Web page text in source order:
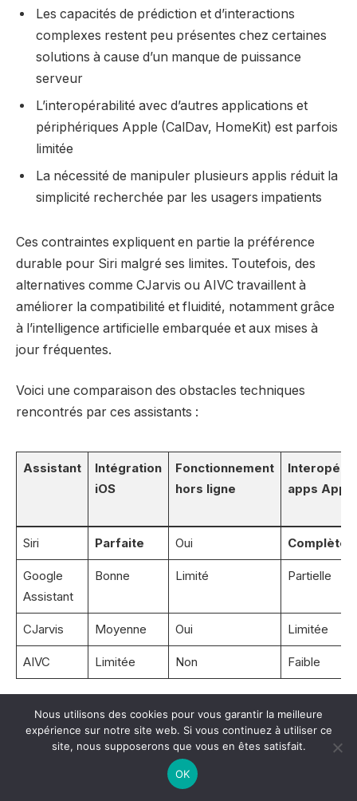
Les capacités de prédiction et d’interactions
complexes restent peu présentes chez certaines
solutions à cause d’un manque de puissance
serveur
L’interopérabilité avec d’autres applications et
périphériques Apple (CalDav, HomeKit) est parfois
limitée
La nécessité de manipuler plusieurs applis réduit la
simplicité recherchée par les usagers impatients
Ces contraintes expliquent en partie la préférence
durable pour Siri malgré ses limites. Toutefois, des
alternatives comme CJarvis ou AIVC travaillent à
améliorer la compatibilité et fluidité, notamment grâce
à l’intelligence artificielle embarquée et aux mises à
jour fréquentes.
Voici une comparaison des obstacles techniques
rencontrés par ces assistants :
Assistant
Intégration
iOS
Fonctionnement
hors ligne
apps Apple
Siri Parfaite Oui Complète
Google
Assistant
Bonne Limité Partielle
CJarvis Moyenne Oui Limitée
AIVC Limitée Non Faible
Comment optimiser l’utilisation
d’une alternative gratuite à Siri sur
Nous utilisons des cookies pour vous garantir la meilleure
expérience sur notre site web. Si vous continuez à utiliser ce
site, nous supposerons que vous en êtes satisfait.
OK